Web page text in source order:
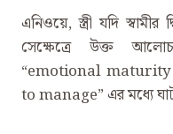
এনিওয়ে, স্ত্রী যদি স্বামীর
সেক্ষেত্রে উক্ত
‍“emotional
to manage” এর মধ্যে